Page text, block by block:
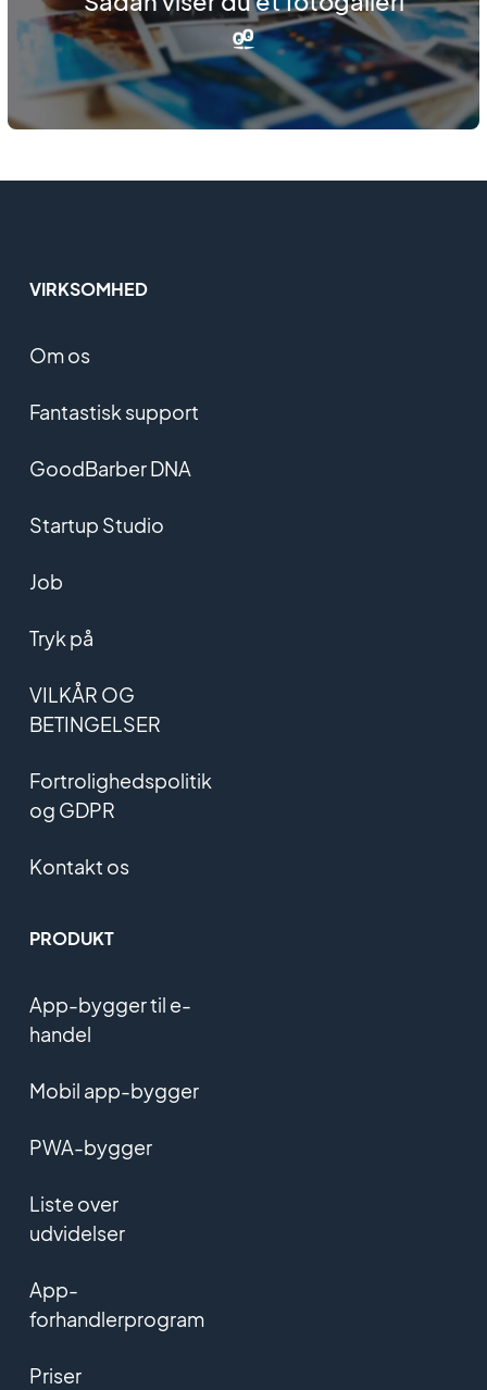
VIRKSOMHED
Om os
Fantastisk support
GoodBarber DNA
Startup Studio
Job
Tryk på
VILKÅR OG
BETINGELSER
Fortrolighedspolitik
og GDPR
Kontakt os
PRODUKT
App-bygger til e-
handel
Mobil app-bygger
PWA-bygger
Liste over
udvidelser
App-
forhandlerprogram
Priser